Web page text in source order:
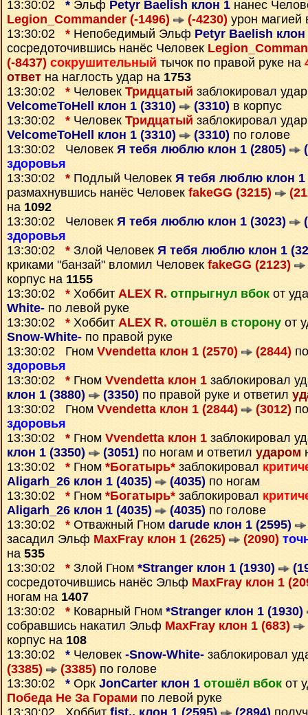
13:30:02 * Эльф Petyr Baelish клон 1 нанес
Legion_Commander (-1496)
(-4230) урон магией
13:30:02 * Непобедимый Эльф Petyr Baelish
сосредоточившись нанёс Человек
(-8437) сокрушительный тычок по правой руке на
ответ на наглость удар на 1753
13:30:02 * Человек Тридцатый заблокировал
VelcomeToHell клон 1 (3310)
(3310) в корпус
13:30:02 * Человек Тридцатый заблокировал
VelcomeToHell клон 1 (3310)
(3310) по голове
13:30:02 Человек Я тебя люблю клон 1 (2805)
здоровья
13:30:02 * Подлый Человек Я тебя люблю клон 1
размахнувшись нанёс Человек fakeGG (3215)
на 1092
13:30:02 Человек Я тебя люблю клон 1 (3023)
здоровья
13:30:02 * Злой Человек Я тебя люблю клон 1
криками "банзай" вломил Человек fakeGG (2123)
корпус на 1155
13:30:02 * Хоббит ALEX R. отпрыгнул вбок от
White- по левой руке
13:30:02 * Хоббит ALEX R. отошёл в сторону от
Snow-White- по правой руке
13:30:02 Гном Vvendetta клон 1 (2570) (2844)
здоровья
13:30:02 * Гном Vvendetta клон 1 заблокировал
клон 1 (3880)
(3350) по правой руке и ответил
13:30:02 Гном Vvendetta клон 1 (2844) (3012)
здоровья
13:30:02 * Гном Vvendetta клон 1 заблокировал
клон 1 (3350)
(3051) по ногам и ответил ударом
13:30:02 * Гном *Богатырь* заблокировал
Aligarh_26 клон 1 (4035)
(4035) по ногам
13:30:02 * Гном *Богатырь* заблокировал
Aligarh_26 клон 1 (4035)
(4035) по голове
13:30:02 * Отважный Гном darude клон 1 (2595)
засадил Эльф MaxFray клон 1 (2625) (2090)
на 535
13:30:02 * Злой Гном *Stranger клон 1 (1930)
сосредоточившись нанёс Эльф MaxFray клон 1
ногам на 1407
13:30:02 * Коварный Гном *Stranger клон 1 (1930)
собравшись накатил Эльф MaxFray клон 1 (683)
корпус на 108
13:30:02 * Человек -Snow-White- заблокировал
(3385)
(3385) по голове
13:30:02 * Орк JonCarter клон 1 отошёл вбок от
Победа Не За Горами по левой руке
13:30:02 Хоббит fist.. клон 1 (2595) (2894)